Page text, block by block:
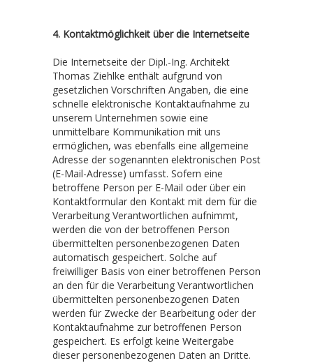
4. Kontaktmöglichkeit über die Internetseite
Die Internetseite der Dipl.-Ing. Architekt
Thomas Ziehlke enthält aufgrund von
gesetzlichen Vorschriften Angaben, die eine
schnelle elektronische Kontaktaufnahme zu
unserem Unternehmen sowie eine
unmittelbare Kommunikation mit uns
ermöglichen, was ebenfalls eine allgemeine
Adresse der sogenannten elektronischen Post
(E-Mail-Adresse) umfasst. Sofern eine
betroffene Person per E-Mail oder über ein
Kontaktformular den Kontakt mit dem für die
Verarbeitung Verantwortlichen aufnimmt,
werden die von der betroffenen Person
übermittelten personenbezogenen Daten
automatisch gespeichert. Solche auf
freiwilliger Basis von einer betroffenen Person
an den für die Verarbeitung Verantwortlichen
übermittelten personenbezogenen Daten
werden für Zwecke der Bearbeitung oder der
Kontaktaufnahme zur betroffenen Person
gespeichert. Es erfolgt keine Weitergabe
dieser personenbezogenen Daten an Dritte.